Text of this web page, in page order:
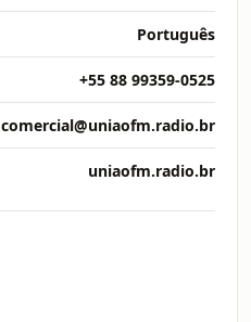
Português
+55 88 99359-0525
comercial@uniaofm.radio.br
uniaofm.radio.br